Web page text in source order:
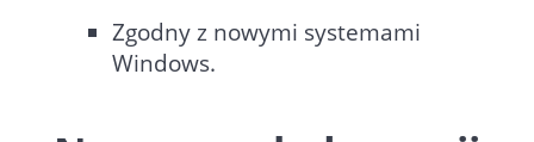
Zgodny z nowymi systemami
Windows.